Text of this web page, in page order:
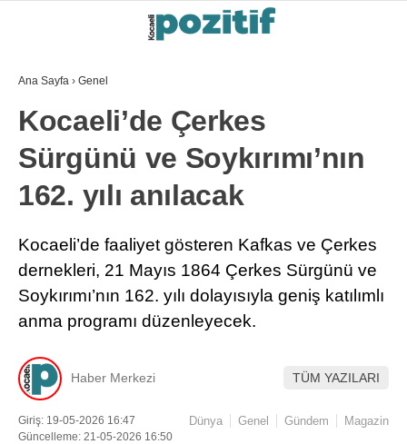
Ana Sayfa › Genel
Kocaeli’de Çerkes
Sürgünü ve Soykırımı’nın
162. yılı anılacak
Kocaeli’de faaliyet gösteren Kafkas ve Çerkes
dernekleri, 21 Mayıs 1864 Çerkes Sürgünü ve
Soykırımı’nın 162. yılı dolayısıyla geniş katılımlı
anma programı düzenleyecek.
Haber Merkezi TÜM YAZILARI
Giriş: 19-05-2026 16:47
Güncelleme: 21-05-2026 16:50
Dünya Genel Gündem Magazin